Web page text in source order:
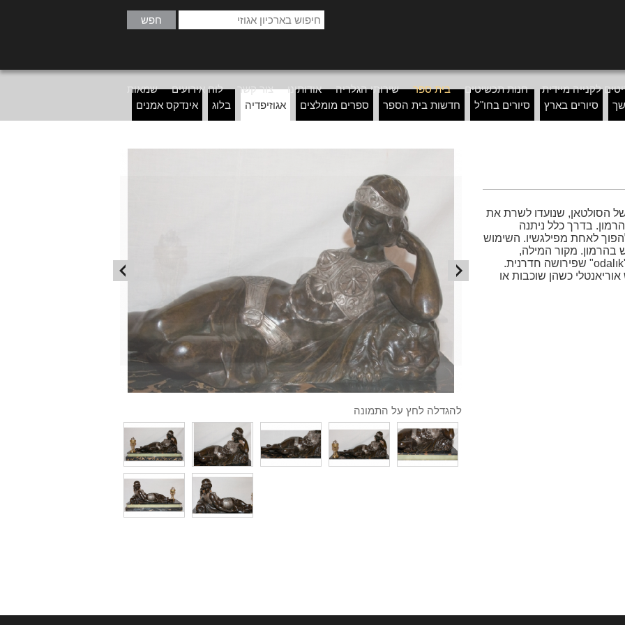
לקנייה מיידית חנות תכשיטים בית ספר שירותי הגלריה אודותינו צור קשר לוח אירועים
שמאות
סיורים בארץ סיורים בחו"ל חדשות בית הספר ספרים מומלצים אגוזיפדיה בלוג אינדקס אמנים
הסולטאן, שנועדו לשרת את
בדרך כלל ניתנה
לאחת מפילגשיו. השימוש
בהרמון. מקור המילה,
הקיימת בצרפתית, הוא מהמילה הטורקית "odalık" שפירושה חדרנית.
כשהן שוכבות או
להגדלה לחץ על התמונה